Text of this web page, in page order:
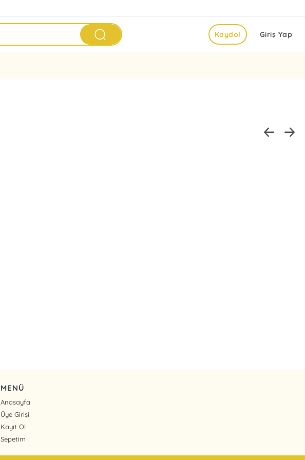
Giriş Yap
Kaydol
MENÜ
Anasayfa
Üye Girişi
Kayıt Ol
Sepetim